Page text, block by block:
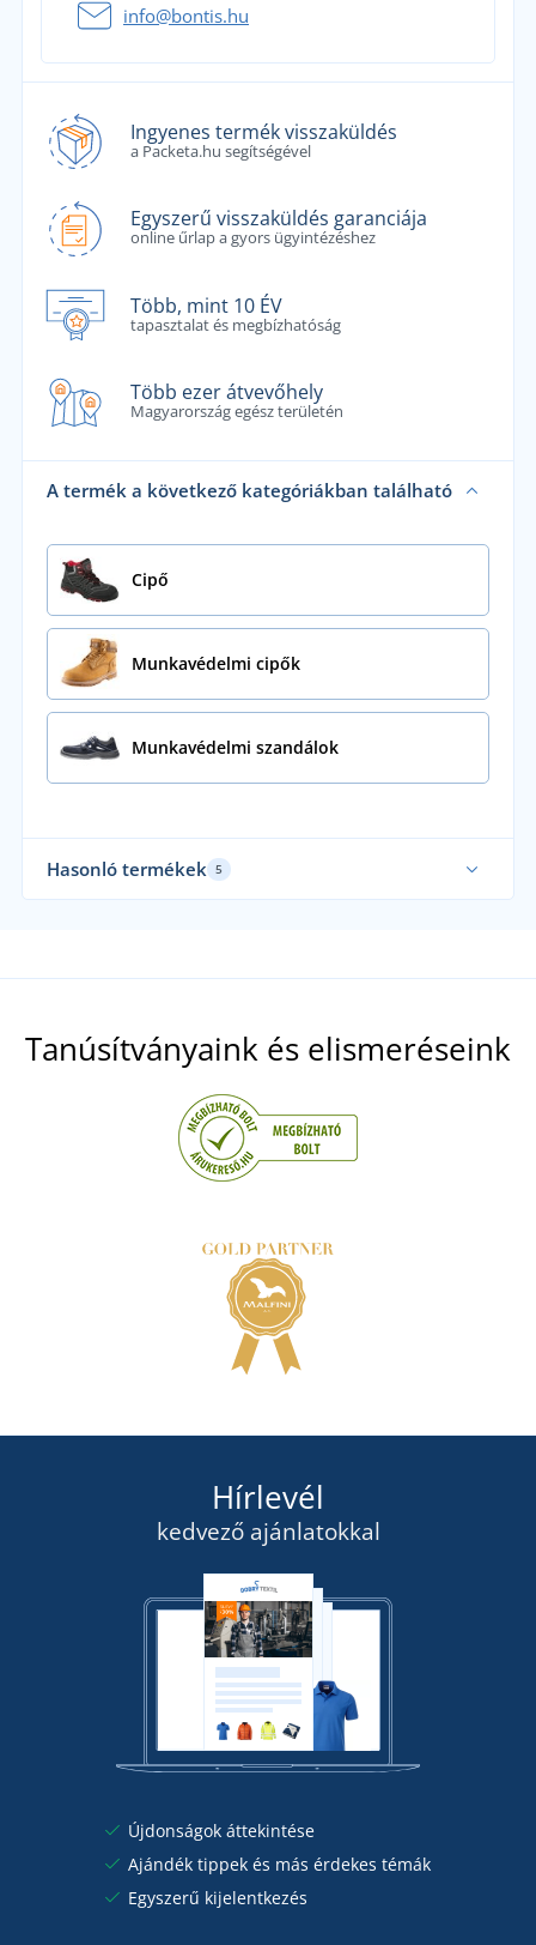
info@bontis.hu
Ingyenes termék visszaküldés
a Packeta.hu segítségével
Egyszerű visszaküldés garanciája
online űrlap a gyors ügyintézéshez
Több, mint 10 ÉV
tapasztalat és megbízhatóság
Több ezer átvevőhely
Magyarország egész területén
A termék a következő kategóriákban található
Cipő
Munkavédelmi cipők
Munkavédelmi szandálok
Hasonló termékek 5
Munkavédelmi szandál Firsty Firsan S1P
7 NAPON BELÜL
kedden 18. 8.
10 815 Ft
RÉSZLETEK
Tanúsítványaink és elismeréseink
Hírlevél
kedvező ajánlatokkal
Újdonságok áttekintése
Ajándék tippek és más érdekes témák
Egyszerű kijelentkezés